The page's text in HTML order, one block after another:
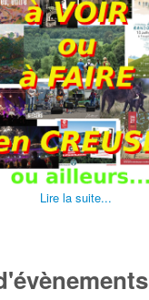
Lire la suite...